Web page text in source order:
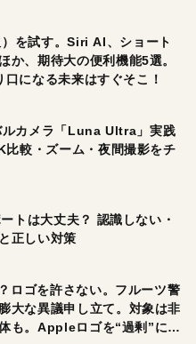
を試す。Siri AI、ショート
か、期待大の便利機能5選。
になる未来はすぐそこ！
カメラ「Luna Ultra」実践
比較・ズーム・夜間撮影をチ
トは大丈夫？ 認識しない・
正しい対策
ロゴを許さない。フルーツ警
大な異議申し立て。対象は非
も。Appleロゴを“過剰”に守